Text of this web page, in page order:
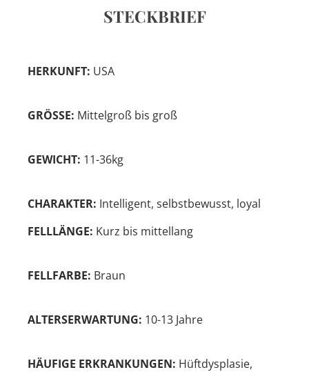
STECKBRIEF
HERKUNFT: USA
GRÖSSE: Mittelgroß bis groß
GEWICHT: 11-36kg
CHARAKTER: Intelligent, selbstbewusst, loyal
FELLLÄNGE: Kurz bis mittellang
FELLFARBE: Braun
ALTERSERWARTUNG: 10-13 Jahre
HÄUFIGE ERKRANKUNGEN: Hüftdysplasie,